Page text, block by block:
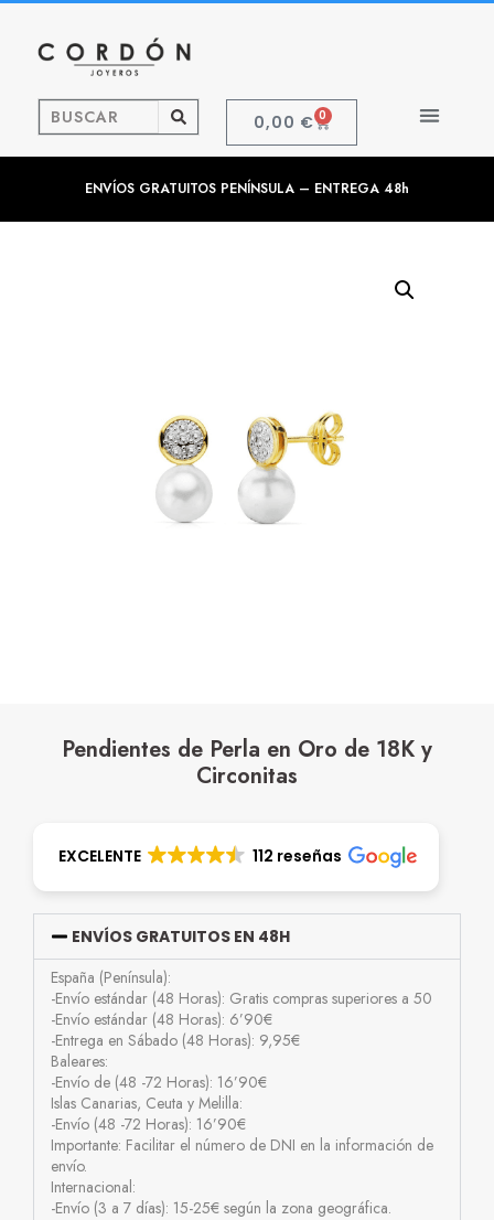
0,00 € 0
ENVÍOS GRATUITOS PENÍNSULA – ENTREGA 48h
Pendientes de Perla en Oro de 18K y
Circonitas
EXCELENTE 112 reseñas
ENVÍOS GRATUITOS EN 48H
España (Península):
-Envío estándar (48 Horas): Gratis compras superiores a 50
-Envío estándar (48 Horas): 6’90€
-Entrega en Sábado (48 Horas): 9,95€
Baleares:
-Envío de (48 -72 Horas): 16’90€
Islas Canarias, Ceuta y Melilla:
-Envío (48 -72 Horas): 16’90€
Importante: Facilitar el número de DNI en la información de
envío.
Internacional:
-Envío (3 a 7 días): 15-25€ según la zona geográfica.